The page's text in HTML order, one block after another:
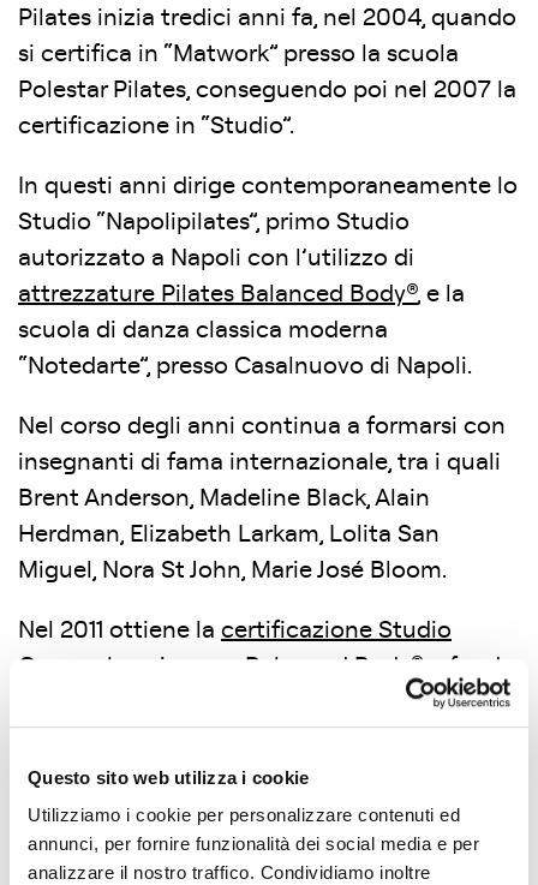
Questo sito web utilizza i cookie
Utilizziamo i cookie per personalizzare contenuti ed
annunci, per fornire funzionalità dei social media e per
analizzare il nostro traffico. Condividiamo inoltre
Pilates inizia tredici anni fa, nel 2004, quando
si certifica in “Matwork” presso la scuola
Polestar Pilates, conseguendo poi nel 2007 la
certificazione in “Studio”.
In questi anni dirige contemporaneamente lo
Studio “Napolipilates”, primo Studio
autorizzato a Napoli con l’utilizzo di
attrezzature Pilates Balanced Body®, e la
scuola di danza classica moderna
“Notedarte”, presso Casalnuovo di Napoli.
Nel corso degli anni continua a formarsi con
insegnanti di fama internazionale, tra i quali
Brent Anderson, Madeline Black, Alain
Herdman, Elizabeth Larkam, Lolita San
Miguel, Nora St John, Marie José Bloom.
Nel 2011 ottiene la certificazione Studio
Comprehensive
con Balanced Body® e fonda
Pilates Studio
mq.
Dopo essere stata selezionata da Nora St.
John, Education Director Balanced Body®, ed